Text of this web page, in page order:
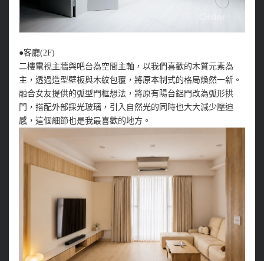
●客廳(2F)
二樓電視主牆與吧台為空間主軸，以我們喜歡的木質元素為
主，透過造型壁板與木紋包覆，將原本制式的格局煥然一新。
融合女友提供的弧型門框想法，將原有陽台鋁門改為弧形拱
門，搭配外部採光玻璃，引入自然光的同時也大大減少壓迫
感，這個細節也是我最喜歡的地方。